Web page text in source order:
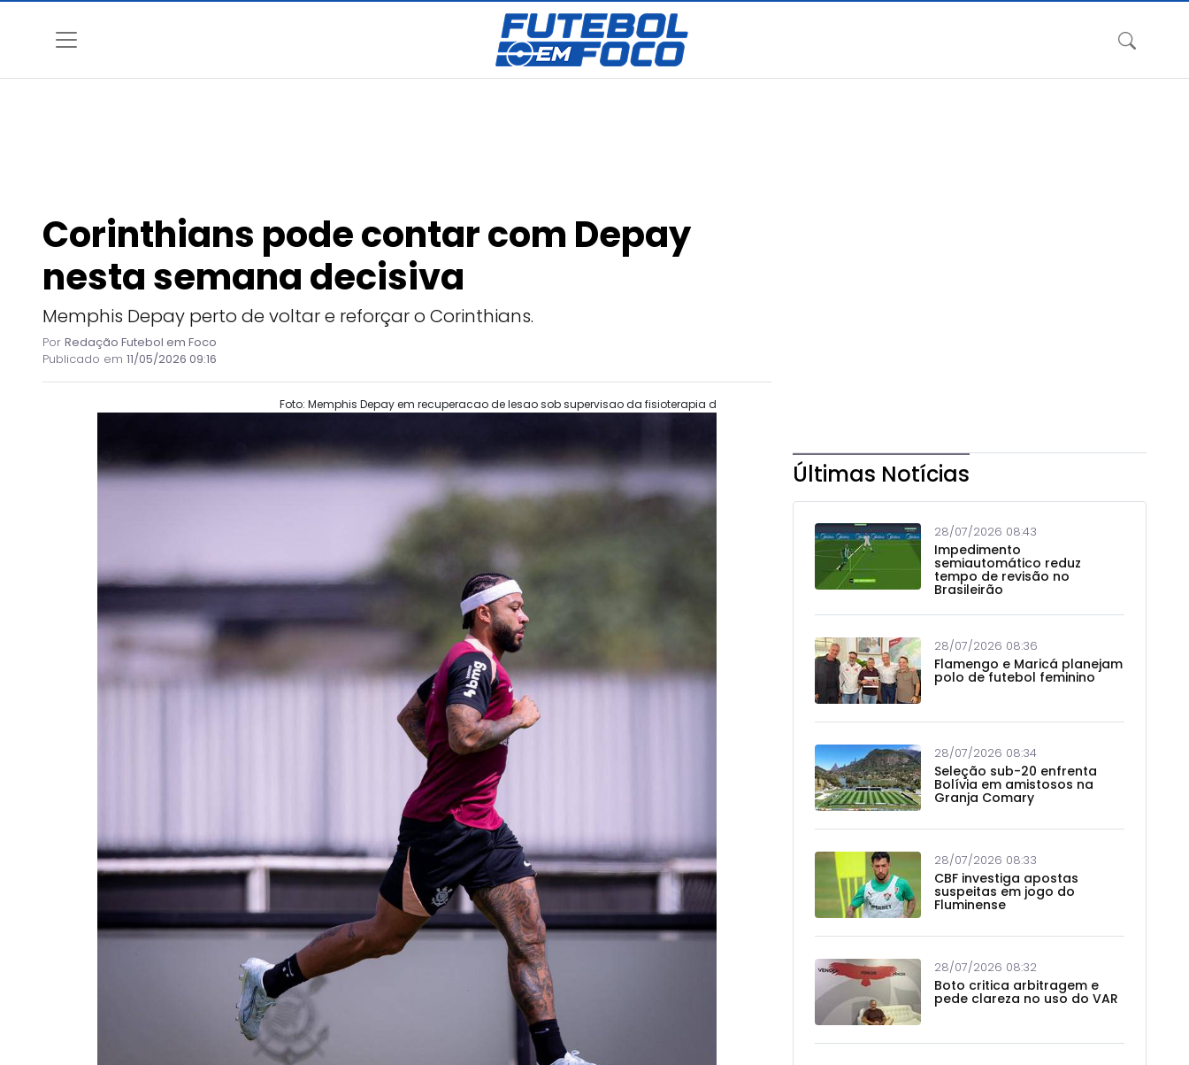
Corinthians pode contar com Depay
nesta semana decisiva
Memphis Depay perto de voltar e reforçar o Corinthians.
Por Redação Futebol em Foco
Publicado em 11/05/2026 09:16
Foto: Memphis Depay em recuperacao de lesao sob supervisao da fisioterapia d
Últimas Notícias
28/07/2026 08:43
Impedimento
semiautomático reduz
tempo de revisão no
Brasileirão
28/07/2026 08:36
Flamengo e Maricá planejam
polo de futebol feminino
28/07/2026 08:34
Seleção sub-20 enfrenta
Bolívia em amistosos na
Granja Comary
28/07/2026 08:33
CBF investiga apostas
suspeitas em jogo do
Fluminense
28/07/2026 08:32
Boto critica arbitragem e
pede clareza no uso do VAR